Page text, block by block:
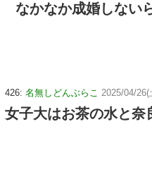
なかなか成婚しない
426: 名無しどんぶらこ 2025/04/
女子大はお茶の水と奈